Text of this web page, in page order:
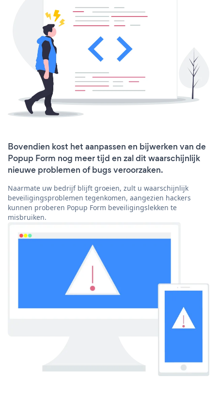
Bovendien kost het aanpassen en bijwerken van de
Popup Form nog meer tijd en zal dit waarschijnlijk
nieuwe problemen of bugs veroorzaken.
Naarmate uw bedrijf blijft groeien, zult u waarschijnlijk
beveiligingsproblemen tegenkomen, aangezien hackers
kunnen proberen Popup Form beveiligingslekken te
misbruiken.